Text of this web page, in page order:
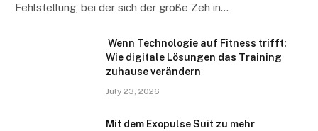
Fehlstellung, bei der sich der große Zeh in…
Wenn Technologie auf Fitness trifft:
Wie digitale Lösungen das Training
zuhause verändern
July 23, 2026
Mit dem Exopulse Suit zu mehr